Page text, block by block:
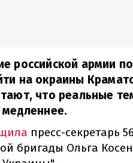
российской армии
на окраины
что реальные
пресс-секретарь
бригады Ольга